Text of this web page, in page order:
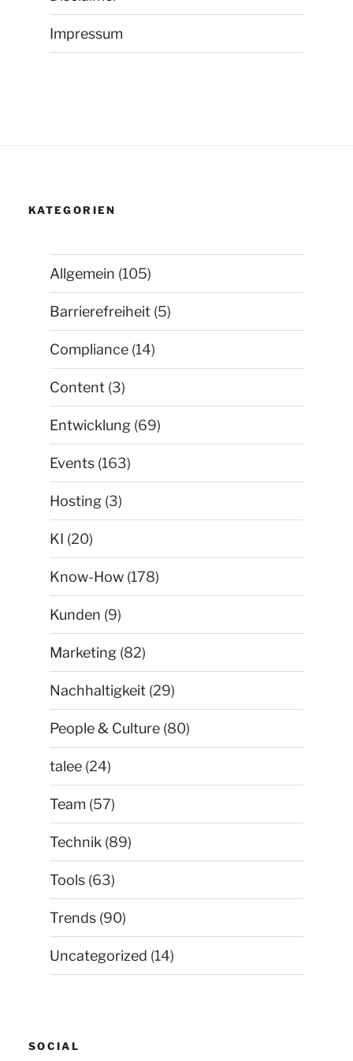
Impressum
KATEGORIEN
Allgemein (105)
Barrierefreiheit (5)
Compliance (14)
Content (3)
Entwicklung (69)
Events (163)
Hosting (3)
KI (20)
Know-How (178)
Kunden (9)
Marketing (82)
Nachhaltigkeit (29)
People & Culture (80)
talee (24)
Team (57)
Technik (89)
Tools (63)
Trends (90)
Uncategorized (14)
SOCIAL